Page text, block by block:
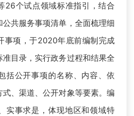
26个试点领域标准指引，结合
共服务事项清单，全面梳理细
事项，于2020年底前编制完成
目录，实行政务过程和结果全
括公开事项的名称、内容、依
、渠道、公开对象等要素。编
实事求是，体现地区和领域特